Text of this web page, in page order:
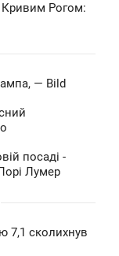
Кривим Рогом:
— Bild
посаді -
Лумер
7,1 сколихнув